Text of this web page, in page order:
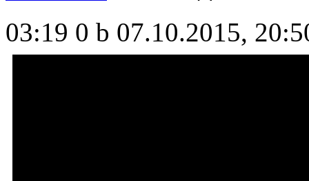
03:19 0 b 07.10.2015,